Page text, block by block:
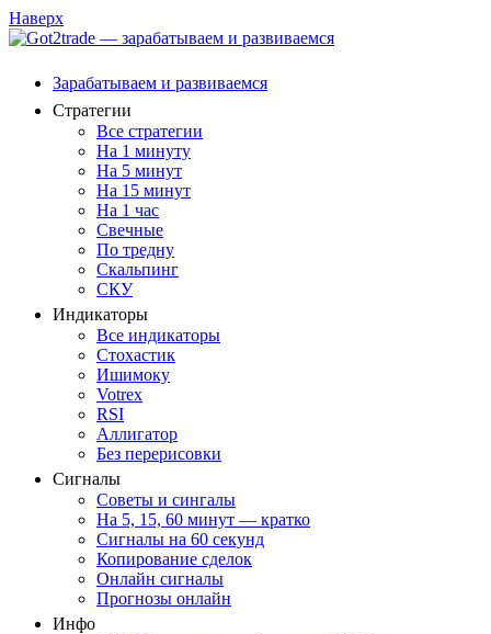
Наверх
Зарабатываем и развиваемся
Стратегии
Все стратегии
На 1 минуту
На 5 минут
На 15 минут
На 1 час
Свечные
По тредну
Скальпинг
СКУ
Индикаторы
Все индикаторы
Стохастик
Ишимоку
Votrex
RSI
Аллигатор
Без перерисовки
Сигналы
Советы и сингалы
На 5, 15, 60 минут — кратко
Сигналы на 60 секунд
Копирование сделок
Онлайн сигналы
Прогнозы онлайн
Инфо